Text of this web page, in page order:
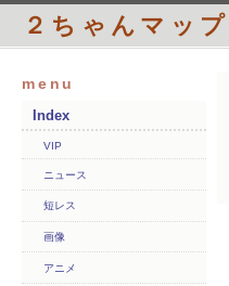
２ちゃんマップ
menu
Index
VIP
ニュース
短レス
画像
アニメ